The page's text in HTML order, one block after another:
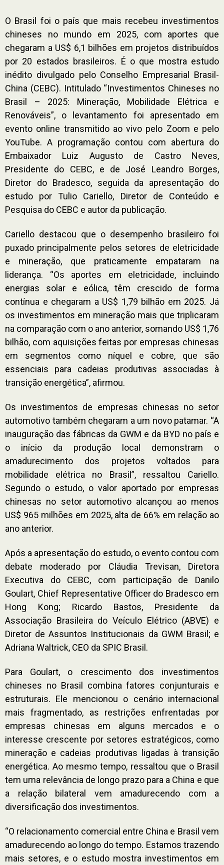
O Brasil foi o país que mais recebeu investimentos
chineses no mundo em 2025, com aportes que
chegaram a US$ 6,1 bilhões em projetos distribuídos
por 20 estados brasileiros. É o que mostra estudo
inédito divulgado pelo Conselho Empresarial Brasil-
China (CEBC). Intitulado “Investimentos Chineses no
Brasil – 2025: Mineração, Mobilidade Elétrica e
Renováveis”, o levantamento foi apresentado em
evento online transmitido ao vivo pelo Zoom e pelo
YouTube. A programação contou com abertura do
Embaixador Luiz Augusto de Castro Neves,
Presidente do CEBC, e de José Leandro Borges,
Diretor do Bradesco, seguida da apresentação do
estudo por Tulio Cariello, Diretor de Conteúdo e
Pesquisa do CEBC e autor da publicação.
Cariello destacou que o desempenho brasileiro foi
puxado principalmente pelos setores de eletricidade
e mineração, que praticamente empataram na
liderança. “Os aportes em eletricidade, incluindo
energias solar e eólica, têm crescido de forma
contínua e chegaram a US$ 1,79 bilhão em 2025. Já
os investimentos em mineração mais que triplicaram
na comparação com o ano anterior, somando US$ 1,76
bilhão, com aquisições feitas por empresas chinesas
em segmentos como níquel e cobre, que são
essenciais para cadeias produtivas associadas à
transição energética”, afirmou.
Os investimentos de empresas chinesas no setor
automotivo também chegaram a um novo patamar. “A
inauguração das fábricas da GWM e da BYD no país e
o início da produção local demonstram o
amadurecimento dos projetos voltados para
mobilidade elétrica no Brasil”, ressaltou Cariello.
Segundo o estudo, o valor aportado por empresas
chinesas no setor automotivo alcançou ao menos
US$ 965 milhões em 2025, alta de 66% em relação ao
ano anterior.
Após a apresentação do estudo, o evento contou com
debate moderado por Cláudia Trevisan, Diretora
Executiva do CEBC, com participação de Danilo
Goulart, Chief Representative Officer do Bradesco em
Hong Kong; Ricardo Bastos, Presidente da
Associação Brasileira do Veículo Elétrico (ABVE) e
Diretor de Assuntos Institucionais da GWM Brasil; e
Adriana Waltrick, CEO da SPIC Brasil.
Para Goulart, o crescimento dos investimentos
chineses no Brasil combina fatores conjunturais e
estruturais. Ele mencionou o cenário internacional
mais fragmentado, as restrições enfrentadas por
empresas chinesas em alguns mercados e o
interesse crescente por setores estratégicos, como
mineração e cadeias produtivas ligadas à transição
energética. Ao mesmo tempo, ressaltou que o Brasil
tem uma relevância de longo prazo para a China e que
a relação bilateral vem amadurecendo com a
diversificação dos investimentos.
“O relacionamento comercial entre China e Brasil vem
amadurecendo ao longo do tempo. Estamos trazendo
mais setores, e o estudo mostra investimentos em